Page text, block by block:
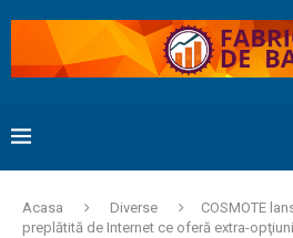
Acasa Diverse
COSMOTE
preplătită de Internet ce oferă extra-